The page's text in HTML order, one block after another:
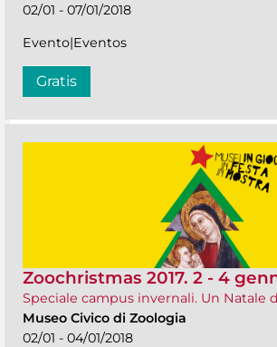
02/01 - 07/01/2018
Evento|Eventos
Gratis
Zoochristmas 2017. 2 - 4
Speciale campus invernali. Un Natale
Museo Civico di Zoologia
02/01 - 04/01/2018